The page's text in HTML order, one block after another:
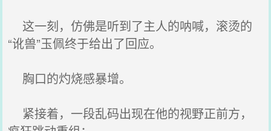
这一刻，仿佛是听到了主人的呐喊，滚烫的
“讹兽”玉佩终于给出了回应。
胸口的灼烧感暴增。
紧接着，一段乱码出现在他的视野正前方，